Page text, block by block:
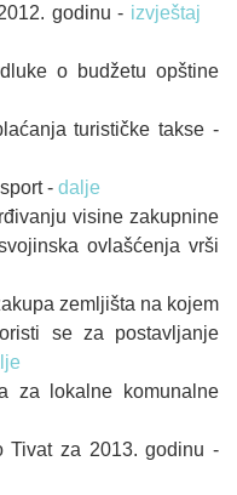
godinu - izvještaj
o budžetu opštine
turističke takse -
- dalje
visine zakupnine
ovlašćenja vrši
zemljišta na kojem
se za postavljanje
za lokalne komunalne
Tivat za 2013. godinu -